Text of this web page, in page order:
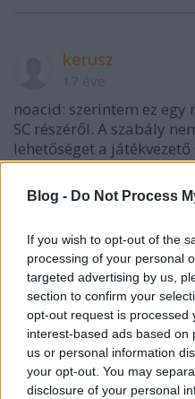
Blog - Do Not Process
If you wish to opt-out of the
processing of your personal
targeted advertising by us,
section to confirm your
opt-out request is processed
interest-based ads based on
us or personal information
your opt-out. You may
disclosure of your personal
kerusz
noacid: szerintem ez
SC részéről. A szabály
lehetőséget a
fogalmaz: Technikai
első figyelmeztetés
másodpercre az SC
azt kockáztatták volna,
szereznek gólt és
cseréltek még egyet.
rangers64
17 éve